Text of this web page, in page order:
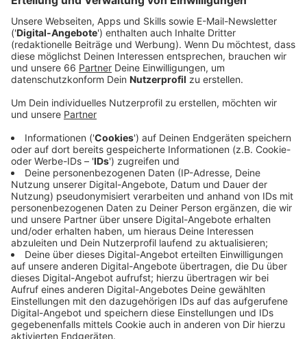
eigenen Immobilie.
Veröffentlicht:Donnerstag, 11.11.2021 12:09
Anzeige
2021, 18 Uhr bis 20 Uhr) können wir uns bei einem
Online-Vortrag darüber informieren, welche rechtlichen
Voraussetzungen es für eine Modernisierung der
Wohnung gibt. Er wird von der Stadt und dem Verein
Haus und Grund veranstaltet. Wer Interesse hat, sollte
sich vorher kurz anmelden.
Anzeige
Weitere Infos und Links zum Thema
Anzeige